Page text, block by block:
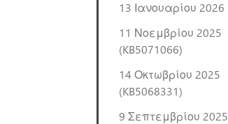
13 Ιανουαρίου 2026
11 Νοεμβρίου 2025
(KB5071066)
14 Οκτωβρίου 2025
(KB5068331)
9 Σεπτεμβρίου 2025